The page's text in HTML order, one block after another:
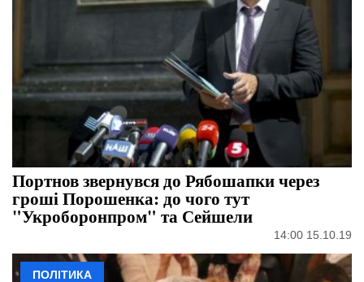
Портнов звернувся до Рябошапки через
гроші Порошенка: до чого тут
"Укроборонпром" та Сейшели
14:00 15.10.19
ПОЛІТИКА